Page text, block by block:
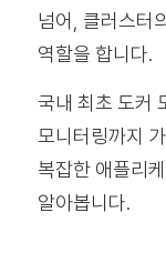
넘어, 클러스터
역할을 합니다.
국내 최초 도커
모니터링까지
복잡한 애플리
알아봅니다.